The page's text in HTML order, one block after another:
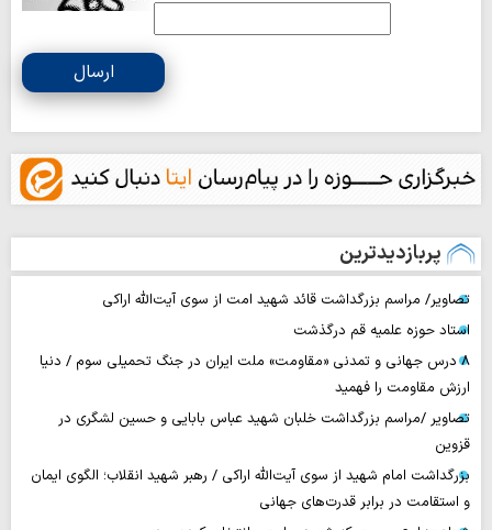
ارسال
پربازدیدترین
تصاویر/ مراسم بزرگداشت قائد شهید امت از سوی آیت‌الله اراکی
استاد حوزه علمیه قم درگذشت
۸ درس جهانی و تمدنی «مقاومت» ملت ایران در جنگ تحمیلی سوم / دنیا
ارزش مقاومت را فهمید
تصاویر /مراسم بزرگداشت خلبان شهید عباس بابایی و حسین لشگری در
قزوین
بزرگداشت امام شهید از سوی آیت‌الله اراکی / رهبر شهید انقلاب؛ الگوی ایمان
و استقامت در برابر قدرت‌های جهانی